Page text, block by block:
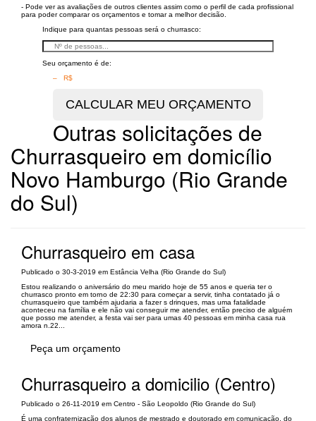
- Pode ver as avaliações de outros clientes assim como o perfil de cada profissional
para poder comparar os orçamentos e tomar a melhor decisão.
Indique para quantas pessoas será o churrasco:
Seu orçamento é de:
– R$
Outras solicitações de
Churrasqueiro em domicílio
Novo Hamburgo (Rio Grande
do Sul)
Churrasqueiro em casa
Publicado o 30-3-2019 em Estância Velha (Rio Grande do Sul)
Estou realizando o aniversário do meu marido hoje de 55 anos e queria ter o
churrasco pronto em torno de 22:30 para começar a servir, tinha contatado já o
churrasqueiro que também ajudaria a fazer s drinques, mas uma fatalidade
aconteceu na família e ele não vai conseguir me atender, então preciso de alguém
que posso me atender, a festa vai ser para umas 40 pessoas em minha casa rua
amora n.22...
Peça um orçamento
Churrasqueiro a domicilio (Centro)
Publicado o 26-11-2019 em Centro - São Leopoldo (Rio Grande do Sul)
É uma confraternização dos alunos de mestrado e doutorado em comunicação, do